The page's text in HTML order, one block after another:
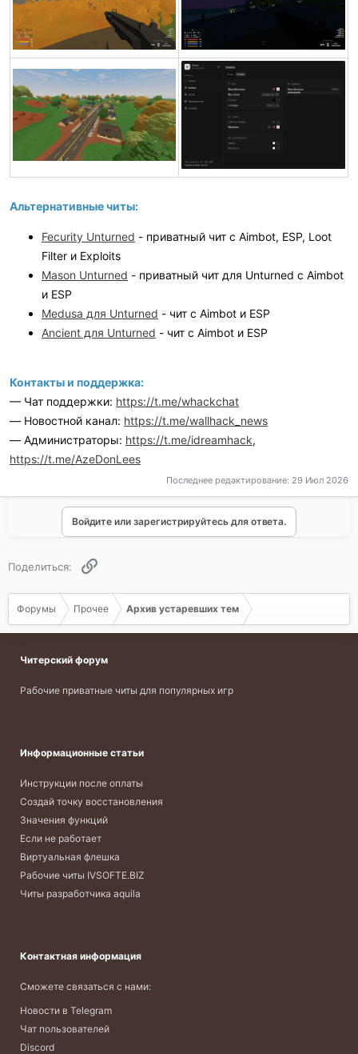
Альтернативные читы:
Fecurity Unturned - приватный чит с Aimbot, ESP, Loot
Filter и Exploits
Mason Unturned - приватный чит для Unturned с Aimbot
и ESP
Medusa для Unturned - чит с Aimbot и ESP
Ancient для Unturned - чит с Aimbot и ESP
Контакты и поддержка:
— Чат поддержки: https://t.me/whackchat
— Новостной канал: https://t.me/wallhack_news
— Администраторы: https://t.me/idreamhack,
https://t.me/AzeDonLees
Последнее редактирование: 29 Июл 2026
Войдите или зарегистрируйтесь для ответа.
Поделиться:
Форумы Прочее Архив устаревших тем
Читерский форум
Рабочие приватные читы для популярных игр
Информационные статьи
Инструкции после оплаты
Создай точку восстановления
Значения функций
Если не работает
Виртуальная флешка
Рабочие читы IVSOFTE.BIZ
Читы разработчика aquila
Контактная информация
Сможете связаться с нами:
Новости в Telegram
Чат пользователей
Discord